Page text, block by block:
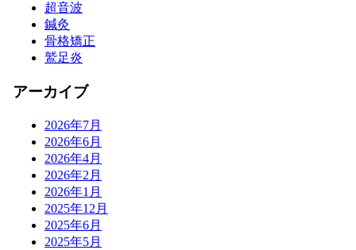
超音波
鍼灸
骨格矯正
鷲足炎
アーカイブ
2026年7月
2026年6月
2026年4月
2026年2月
2026年1月
2025年12月
2025年6月
2025年5月